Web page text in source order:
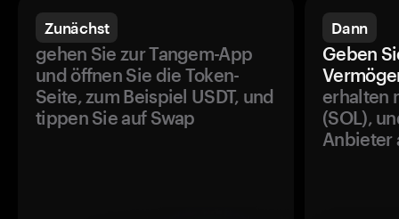
Zunächst
gehen Sie zur Tangem-App
und öffnen Sie die Token-
Seite, zum Beispiel USDT, und
tippen Sie auf Swap
Dann
Geben
erhalten
(SOL),
Anbieter